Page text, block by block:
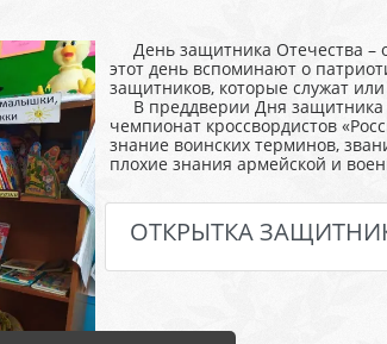
День защитника Отечества –
этот день вспоминают о
защитников, которые служат
В преддверии Дня защитника
чемпионат кроссвордистов
знание воинских терминов,
плохие знания армейской и
ОТКРЫТКА